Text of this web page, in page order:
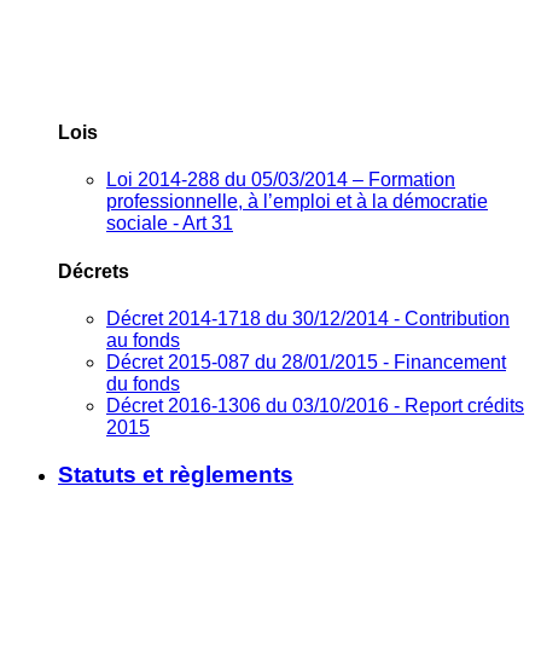
Lois
Loi 2014-288 du 05/03/2014 – Formation
professionnelle, à l’emploi et à la démocratie
sociale - Art 31
Décrets
Décret 2014-1718 du 30/12/2014 - Contribution
au fonds
Décret 2015-087 du 28/01/2015 - Financement
du fonds
Décret 2016-1306 du 03/10/2016 - Report crédits
2015
Statuts et règlements